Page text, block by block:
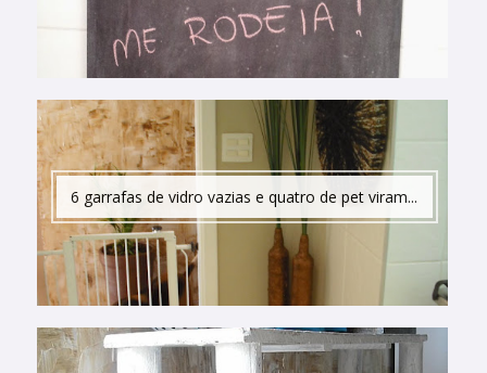
6 garrafas de vidro vazias e quatro de pet viram...